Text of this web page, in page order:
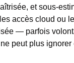
et sous-
accès cloud ou
— parfois
peut plus ignorer